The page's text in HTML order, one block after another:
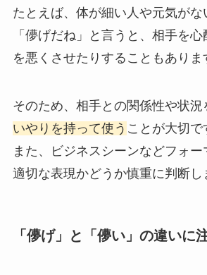
たとえば、体が細い人や元気がな
「儚げだね」と言うと、相手を
を悪くさせたりすることもありま
そのため、相手との関係性や状況
いやりを持って使う ことが大切で
また、ビジネスシーンなどフォー
適切な表現かどうか慎重に判断し
「儚げ」と「儚い」の違いに